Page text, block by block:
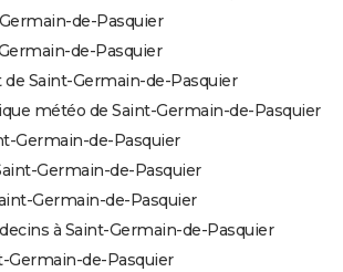
de-Pasquier
de-Pasquier
Saint-Germain-de-Pasquier
météo de Saint-Germain-de-Pasquier
Germain-de-Pasquier
Germain-de-Pasquier
Germain-de-Pasquier
à Saint-Germain-de-Pasquier
Germain-de-Pasquier